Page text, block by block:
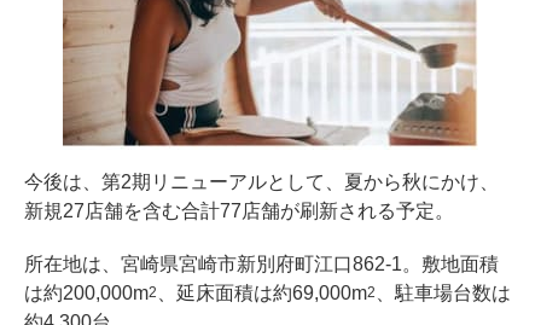
今後は、第2期リニューアルとして、夏から秋にかけ、
新規27店舗を含む合計77店舗が刷新される予定。
所在地は、宮崎県宮崎市新別府町江口862-1。敷地面積
は約200,000m2 、延床面積は約69,000m2
、駐車場台数は